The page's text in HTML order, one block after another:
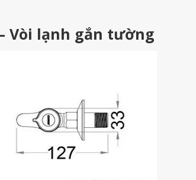
– Vòi lạnh gắn tường